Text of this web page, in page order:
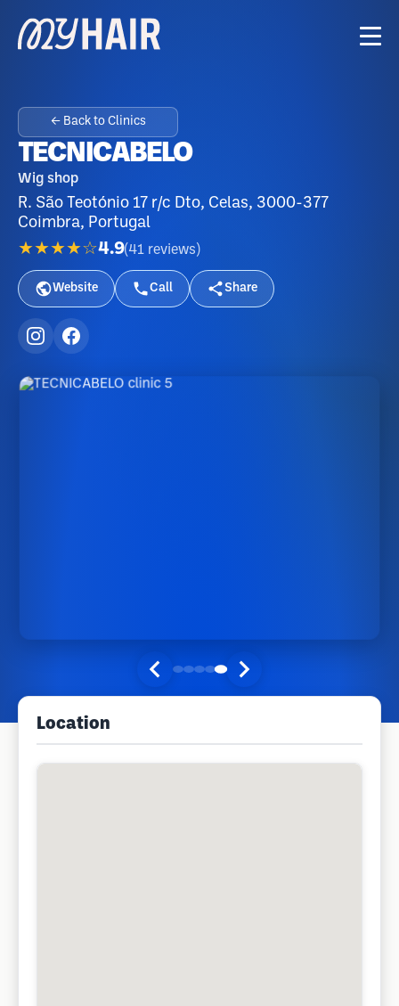
← Back to Clinics
TECNICABELO
Wig shop
R. São Teotónio 17 r/c Dto, Celas, 3000-377
Coimbra, Portugal
★★★★☆4.9(41 reviews )
Website Call Share
Location